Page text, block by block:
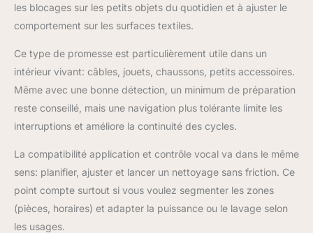
les blocages sur les petits objets du quotidien et à ajuster le
comportement sur les surfaces textiles.
Ce type de promesse est particulièrement utile dans un
intérieur vivant: câbles, jouets, chaussons, petits accessoires.
Même avec une bonne détection, un minimum de préparation
reste conseillé, mais une navigation plus tolérante limite les
interruptions et améliore la continuité des cycles.
La compatibilité application et contrôle vocal va dans le même
sens: planifier, ajuster et lancer un nettoyage sans friction. Ce
point compte surtout si vous voulez segmenter les zones
(pièces, horaires) et adapter la puissance ou le lavage selon
les usages.